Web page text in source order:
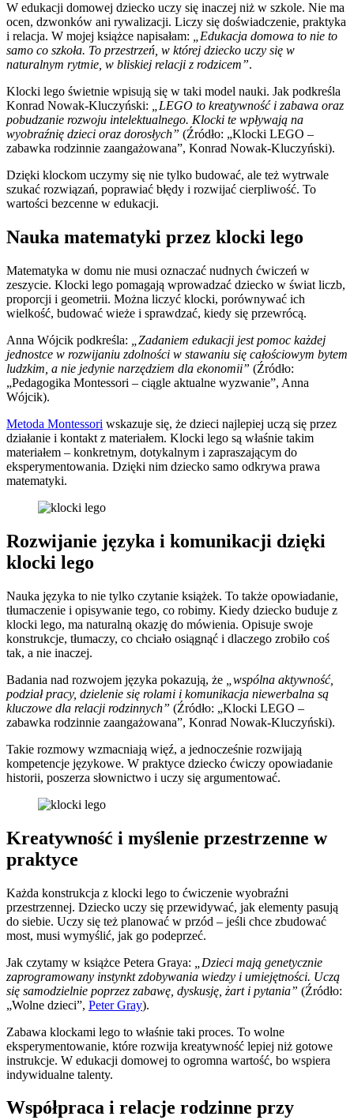
W edukacji domowej dziecko uczy się inaczej niż w szkole. Nie ma
ocen, dzwonków ani rywalizacji. Liczy się doświadczenie, praktyka
i relacja. W mojej książce napisałam:
„Edukacja domowa to nie to
samo co szkoła. To przestrzeń, w której dziecko uczy się w
naturalnym rytmie, w bliskiej relacji z rodzicem”.
Klocki lego świetnie wpisują się w taki model nauki. Jak podkreśla
Konrad Nowak-Kluczyński:
„LEGO to kreatywność i zabawa oraz
pobudzanie rozwoju intelektualnego. Klocki te wpływają na
wyobraźnię dzieci oraz dorosłych” (Źródło: „Klocki LEGO –
zabawka rodzinnie zaangażowana”, Konrad Nowak-Kluczyński).
Dzięki klockom uczymy się nie tylko budować, ale też wytrwale
szukać rozwiązań, poprawiać błędy i rozwijać cierpliwość. To
wartości bezcenne w edukacji.
Nauka matematyki przez klocki lego
Matematyka w domu nie musi oznaczać nudnych ćwiczeń w
zeszycie. Klocki lego pomagają wprowadzać dziecko w świat liczb,
proporcji i geometrii. Można liczyć klocki, porównywać ich
wielkość, budować wieże i sprawdzać, kiedy się przewrócą.
Anna Wójcik podkreśla:
„Zadaniem edukacji jest pomoc każdej
jednostce w rozwijaniu zdolności w stawaniu się całościowym bytem
ludzkim, a nie jedynie narzędziem dla ekonomii” (Źródło:
„Pedagogika Montessori – ciągle aktualne wyzwanie”, Anna
Wójcik).
Metoda Montessori wskazuje się, że dzieci najlepiej uczą się przez
działanie i kontakt z materiałem. Klocki lego są właśnie takim
materiałem – konkretnym, dotykalnym i zapraszającym do
eksperymentowania. Dzięki nim dziecko samo odkrywa prawa
matematyki.
Rozwijanie języka i komunikacji dzięki
klocki lego
Nauka języka to nie tylko czytanie książek. To także opowiadanie,
tłumaczenie i opisywanie tego, co robimy. Kiedy dziecko buduje z
klocki lego, ma naturalną okazję do mówienia. Opisuje swoje
konstrukcje, tłumaczy, co chciało osiągnąć i dlaczego zrobiło coś
tak, a nie inaczej.
Badania nad rozwojem języka pokazują, że
„wspólna aktywność,
podział pracy, dzielenie się rolami i komunikacja niewerbalna są
kluczowe dla relacji rodzinnych” (Źródło: „Klocki LEGO –
zabawka rodzinnie zaangażowana”, Konrad Nowak-Kluczyński).
Takie rozmowy wzmacniają więź, a jednocześnie rozwijają
kompetencje językowe. W praktyce dziecko ćwiczy opowiadanie
historii, poszerza słownictwo i uczy się argumentować.
Kreatywność i myślenie przestrzenne w
praktyce
Każda konstrukcja z klocki lego to ćwiczenie wyobraźni
przestrzennej. Dziecko uczy się przewidywać, jak elementy pasują
do siebie. Uczy się też planować w przód – jeśli chce zbudować
most, musi wymyślić, jak go podeprzeć.
Jak czytamy w książce Petera Graya:
„Dzieci mają genetycznie
zaprogramowany instynkt zdobywania wiedzy i umiejętności. Uczą
się samodzielnie poprzez zabawę, dyskusję, żart i pytania” (Źródło:
„Wolne dzieci”, Peter Gray).
Zabawa klockami lego to właśnie taki proces. To wolne
eksperymentowanie, które rozwija kreatywność lepiej niż gotowe
instrukcje. W edukacji domowej to ogromna wartość, bo wspiera
indywidualne talenty.
Współpraca i relacje rodzinne przy